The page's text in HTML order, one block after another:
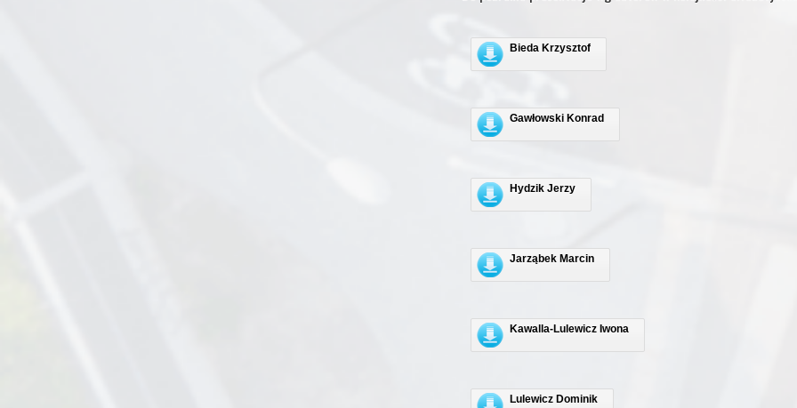
Bieda Krzysztof
Gawłowski Konrad
Hydzik Jerzy
Jarząbek Marcin
Kawalla-Lulewicz Iwona
Lulewicz Dominik